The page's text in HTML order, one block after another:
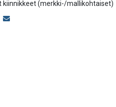
kiinnikkeet (merkki-/mallikohtaiset)